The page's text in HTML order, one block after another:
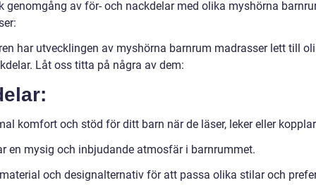
genomgång av för- och nackdelar med olika myshörna
har utvecklingen av myshörna barnrum madrasser lett till
Låt oss titta på några av dem:
komfort och stöd för ditt barn när de läser, leker eller
en mysig och inbjudande atmosfär i barnrummet.
och designalternativ för att passa olika stilar och